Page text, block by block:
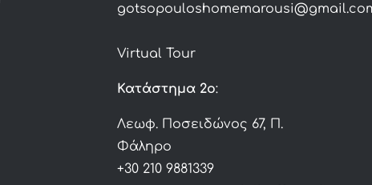
Virtual Tour
Κατάστημα 2ο:
Λεωφ. Ποσειδώνος 67, Π.
Φάληρο
+30 210 9881339